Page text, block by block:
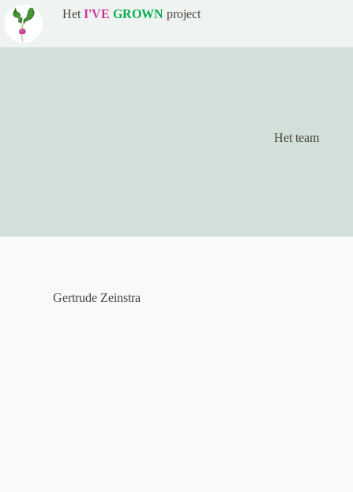
HetI'VE GROWN project
Het team
Gertrude Zeinstra